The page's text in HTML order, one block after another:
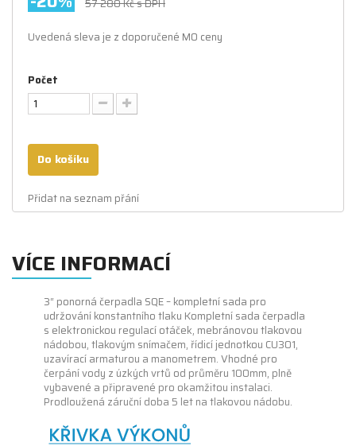
57 280 Kčs DPH
Uvedená sleva je z doporučené MO ceny
Počet
Do košíku
Přidat na seznam přání
VÍCE INFORMACÍ
3“ ponorná čerpadla SQE – kompletní sada pro
udržování konstantního tlaku Kompletní sada čerpadla
s elektronickou regulací otáček, mebránovou tlakovou
nádobou, tlakovým snímačem, řídicí jednotkou CU301,
uzavírací armaturou a manometrem. Vhodné pro
čerpání vody z úzkých vrtů od průměru 100mm, plně
vybavené a připravené pro okamžitou instalaci.
Prodloužená záruční doba 5 let na tlakovou nádobu.